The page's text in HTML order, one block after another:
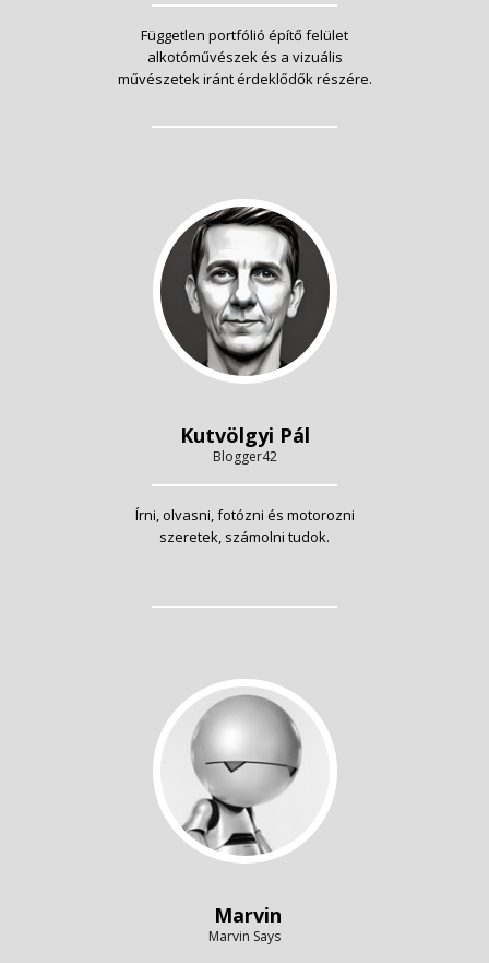
Független portfólió építő felület
alkotóművészek és a vizuális
művészetek iránt érdeklődők részére.
Kutvölgyi Pál
Blogger42
Írni, olvasni, fotózni és motorozni
szeretek, számolni tudok.
Marvin
Marvin Says